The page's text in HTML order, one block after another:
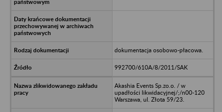
dokumentacja osobowo-płacowa.
992700/610A/8/2011/SAK
Akashia Events Sp.zo.o. / w
upadłości likwidacyjnej/;/n00-120
Warszawa, ul. Złota 59/23.